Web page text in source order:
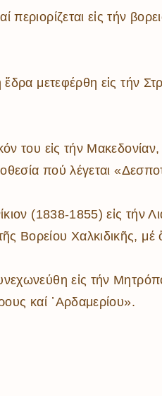
εἰς τήν
μετεφέρθη εἰς τήν
εἰς τήν Μακεδονίαν,
πού λέγεται
(1838-1855) εἰς τήν
Χαλκιδικῆς, μέ
εἰς τήν
καί ᾿Αρδαμερίου».